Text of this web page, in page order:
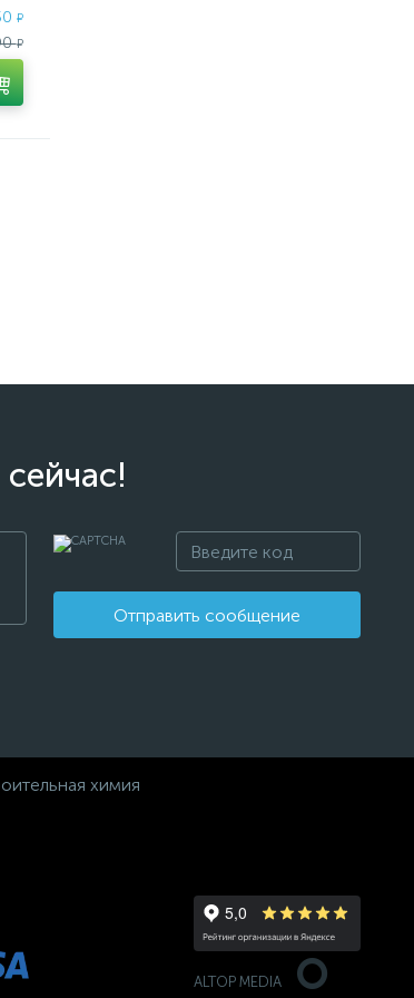
₽
₽
Отправить сообщение
химия
ALTOP MEDIA